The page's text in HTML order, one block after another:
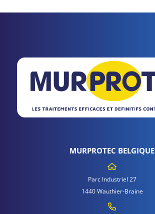
MURPROTEC BELGIQUE
Parc Industriel 27
1440 Wauthier-Braine